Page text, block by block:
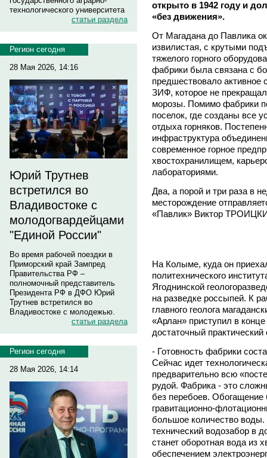
технологического университета
статьи раздела
Регион сегодня
28 Мая 2026, 14:16
Юрий Трутнев
встретился во
Владивостоке с
молодогвардейцами
"Единой России"
Во время рабочей поездки в
Приморский край Зампред
Правительства РФ –
полномочный представитель
Президента РФ в ДФО Юрий
Трутнев встретился во
Владивостоке с молодежью.
статьи раздела
Регион сегодня
28 Мая 2026, 14:14
открыто в 1942 году и
«без движения».
От Магадана до Павлика
извилистая, с крутыми
тяжелого горного
фабрики была связана с
предшествовало активное
ЗИФ, которое не
морозы. Помимо фабрики
поселок, где созданы все
отдыха горняков.
инфраструктура
современное горное
хвостохранилищем,
лабораториями.
Два, а порой и три раза в
месторождение
«Павлик» Виктор
На Колыме, куда он
политехнического
Ягоднинской
на разведке россыпей. К
главного геолога
«Арлан» приступил в
достаточный практический
- Готовность фабрики
Сейчас идет
предварительно всю
рудой. Фабрика - это
без перебоев. Обогащение
гравитационно-
большое количество
технический водозабор в
станет оборотная вода из
обеспечением